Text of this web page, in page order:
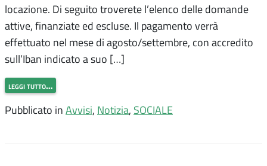
locazione. Di seguito troverete l’elenco delle domande
attive, finanziate ed escluse. Il pagamento verrà
effettuato nel mese di agosto/settembre, con accredito
sull’Iban indicato a suo […]
leggi tutto…
Pubblicato in Avvisi, Notizia, SOCIALE